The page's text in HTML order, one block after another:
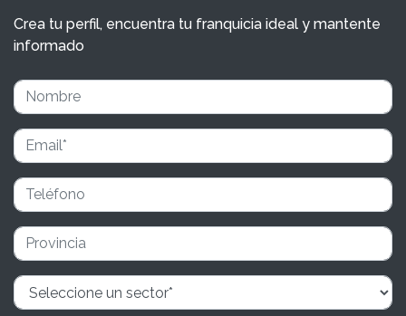
Crea tu perfil, encuentra tu franquicia ideal y mantente
informado